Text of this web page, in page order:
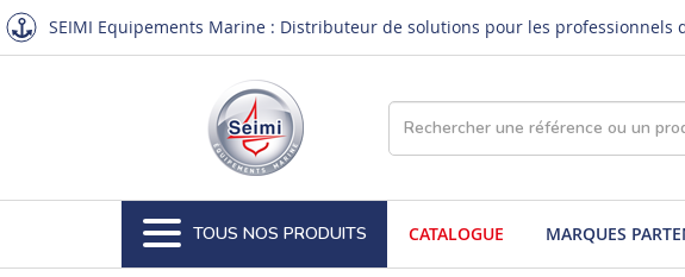
SEIMI Equipements Marine : Distributeur de solutions pour les professionnels
TOUS NOS PRODUITS CATALOGUE MARQUES